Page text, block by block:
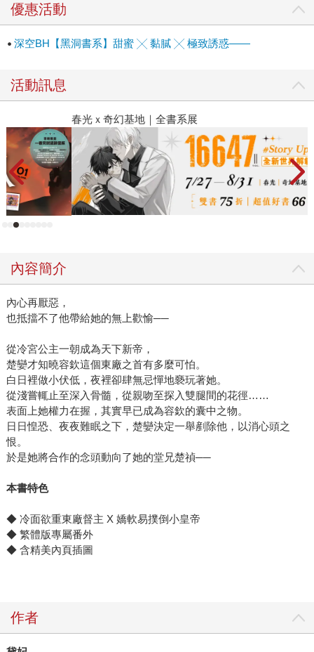
優惠活動
深空BH【黑洞書系】甜蜜 ╳ 黏膩 ╳ 極致誘惑——
活動訊息
春光ｘ奇幻基地｜全書系展
內容簡介
內心再厭惡，
也抵擋不了他帶給她的無上歡愉──
從冷宮公主一朝成為天下新帝，
楚孌才知曉容欽這個東廠之首有多麼可怕。
白日裡做小伏低，夜裡卻肆無忌憚地褻玩著她。
從淺嘗輒止至深入骨髓，從親吻至探入雙腿間的花徑……
表面上她權力在握，其實早已成為容欽的囊中之物。
日日惶恐、夜夜難眠之下，楚孌決定一舉剷除他，以消心頭之
恨。
於是她將合作的念頭動向了她的堂兄楚禎──
本書特色
◆ 冷面欲重東廠督主 X 嬌軟易撲倒小皇帝
◆ 繁體版專屬番外
◆ 含精美內頁插圖
作者